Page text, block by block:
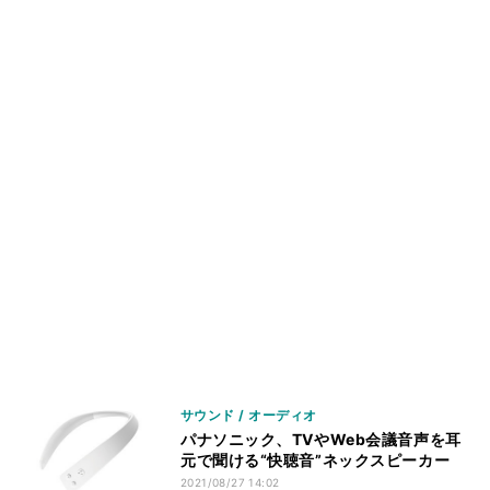
サウンド / オーディオ
パナソニック、TVやWeb会議音声を耳
元で聞ける“快聴音”ネックスピーカー
2021/08/27 14:02